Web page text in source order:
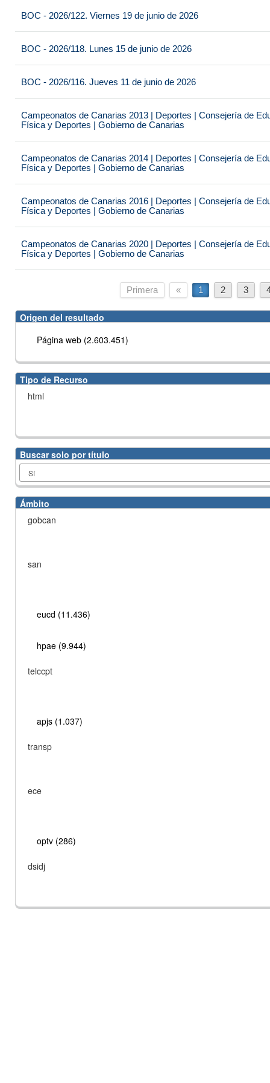
BOC - 2026/122. Viernes 19 de junio de 2026
BOC - 2026/118. Lunes 15 de junio de 2026
BOC - 2026/116. Jueves 11 de junio de 2026
Campeonatos de Canarias 2013 | Deportes | Consejería de
Física y Deportes | Gobierno de Canarias
Campeonatos de Canarias 2014 | Deportes | Consejería de
Física y Deportes | Gobierno de Canarias
Campeonatos de Canarias 2016 | Deportes | Consejería de
Física y Deportes | Gobierno de Canarias
Campeonatos de Canarias 2020 | Deportes | Consejería de
Física y Deportes | Gobierno de Canarias
Primera « 1 2 3
Origen del resultado
Página web (2.603.451)
Tipo de Recurso
html
Buscar solo por título
Ámbito
gobcan
san
eucd (11.436)
hpae (9.944)
telccpt
apjs (1.037)
transp
ece
optv (286)
dsidj